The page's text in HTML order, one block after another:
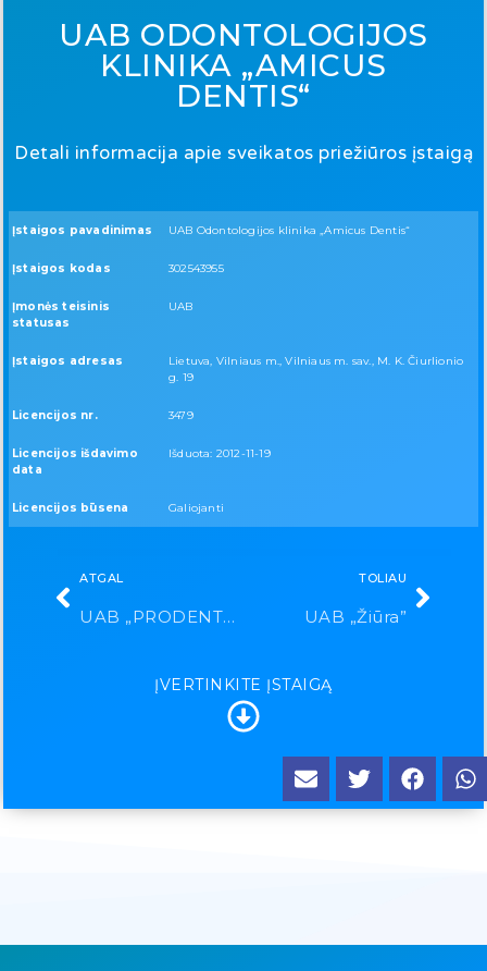
UAB ODONTOLOGIJOS
KLINIKA „AMICUS
DENTIS“
Detali informacija apie sveikatos priežiūros įstaigą
Įstaigos pavadinimas UAB Odontologijos klinika „Amicus Dentis“
Įstaigos kodas 302543955
Įmonės teisinis
statusas
UAB
Įstaigos adresas
Lietuva, Vilniaus m., Vilniaus m. sav., M. K. Čiurlionio
g. 19
Licencijos nr. 3479
Licencijos išdavimo
data
Išduota: 2012-11-19
Licencijos būsena Galiojanti
ATGAL
UAB „PRODENTUM“
TOLIAU
UAB „Žiūra”
ĮVERTINKITE ĮSTAIGĄ